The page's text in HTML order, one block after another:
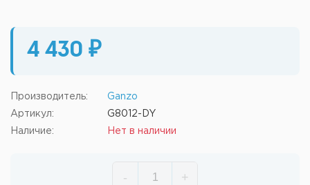
4 430 ₽
Производитель: Ganzo
Артикул: G8012-DY
Наличие: Нет в наличии
- +